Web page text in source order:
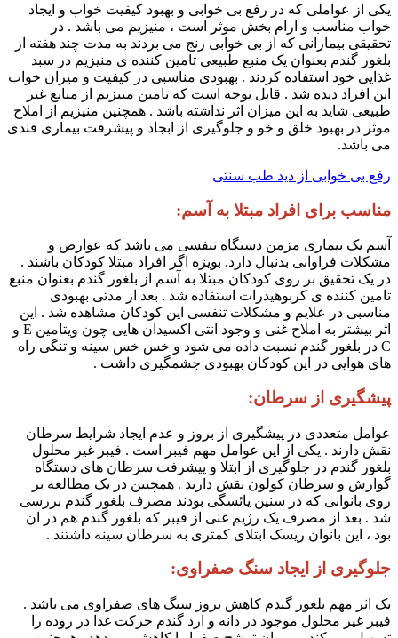
یکی از عواملی که در رفع بی خوابی و بهبود کیفیت خواب و ایجاد
خواب مناسب و ارام بخش موثر است ، منیزیم می باشد . در
تحقیقی بیمارانی که از بی خوابی رنج می بردند به مدت چند هفته از
بلغور گندم بعنوان یک منبع طبیعی تامین کننده ی منیزیم در سبد
غذایی خود استفاده کردند . بهبودی مناسبی در کیفیت و میزان خواب
این افراد دیده شد . قابل توجه است که تامین منیزیم از منابع غیر
طبیعی شاید به این میزان اثر نداشته باشد . همچنین منیزیم از املاح
موثر در بهبود خلق و خو و جلوگیری از ابجاد و پیشرفت بیماری قندی
می باشد.
رفع بی خوابی از دید طب سنتی
مناسب برای افراد مبتلا به آسم:
آسم یک بیماری مزمن دستگاه تنفسی می باشد که عوارض و
مشکلات فراوانی بدنبال دارد. بویژه اگر افراد مبتلا کودکان باشند ‌‌.
در یک تحقیق بر روی کودکان مبتلا به آسم از بلغور گندم بعنوان منبع
تامین کننده ی کربوهیدرات استفاده شد . بعد از مدتی بهبودی
مناسبی در علایم و مشکلات تنفسی این کودکان مشاهده شد ‌. این
اثر بیشتر به املاح غنی و وجود انتی اکسیدان هایی چون ویتامین E و
C در بلغور گندم نسبت داده می شود و خس خس سینه و تنگی راه
های هوایی در این کودکان بهبودی چشمگیری داشت .
پیشگیری از سرطان:
عوامل متعددی در پیشگیری از بروز و عدم ایجاد شرایط سرطان
نقش دارند . یکی از این عوامل مهم فیبر است . فیبر غیر محلول
بلغور گندم در جلوگیری از ابتلا و پیشرفت سرطان های دستگاه
گوارش و سرطان کولون نقش دارند . همچنین در یک مطالعه بر
روی بانوانی که در سنین یائسگی بودند مصرف بلغور گندم بررسی
شد . بعد از مصرف یک رژیم غنی از فیبر که بلغور گندم هم در ان
بود ، این بانوان ریسک ابتلای کمتری به سرطان سینه داشتند .
جلوگیری از ایجاد سنگ صفراوی:
یک اثر مهم بلغور گندم کاهش بروز سنگ های صفراوی می باشد .
فیبر غیر محلول موجود در دانه و ارد گندم حرکت غذا در روده را